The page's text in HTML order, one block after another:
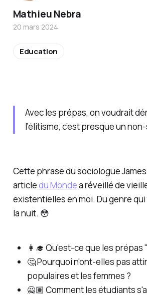
Avec les prépas, on voudrait
l’élitisme, c’est presque un
Cette phrase du sociologue
articledu Mondea réveillé de
existentielles en moi. Du genre
la nuit. 😳
👩‍🎓 Qu'est-ce que les prépas
🤔 Pourquoi n'ont-elles pas
populaires et les femmes ?
🙅🏽 Comment les étudiants
Mathieu Nebra
20 mars 2024
Education